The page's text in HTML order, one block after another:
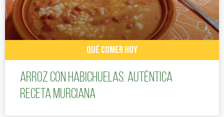
QUÉ COMER HOY
Arroz con habichuelas: auténtica
receta murciana